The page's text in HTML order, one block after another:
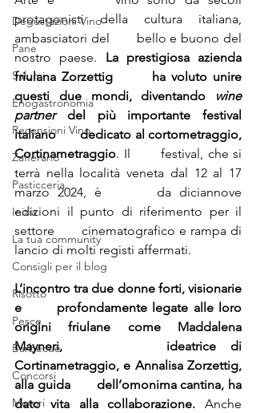
Degustazioni Vino
Pane
Salumi
Enogastronomia
Recensioni Vino
Zafferano
Pasticceria
Inizia
La tua community
Consigli per il blog
Risotto
Pesce
Barbecue
Concorsi
Motori
protagonisti della cultura italiana,
ambasciatori del       bello e buono del
nostro paese. La prestigiosa azienda
friulana Zorzettig       ha voluto unire
questi due mondi, diventando
wine
partner del più importante festival
italiano       dedicato al cortometraggio,
Cortinametraggio. Il       festival, che si
terrà nella località veneta dal 12 al 17
marzo 2024, è       da diciannove
edizioni il punto di riferimento per il
settore       cinematografico e rampa di
lancio di molti registi affermati.
L’incontro tra due donne forti, visionarie
e       profondamente legate alle loro
origini friulane come Maddalena
Mayneri,       ideatrice di
Cortinametraggio, e Annalisa Zorzettig,
alla guida       dell’omonima cantina, ha
dato vita alla collaborazione. Anche